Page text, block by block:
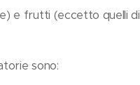
e frutti (eccetto quelli di
sono: